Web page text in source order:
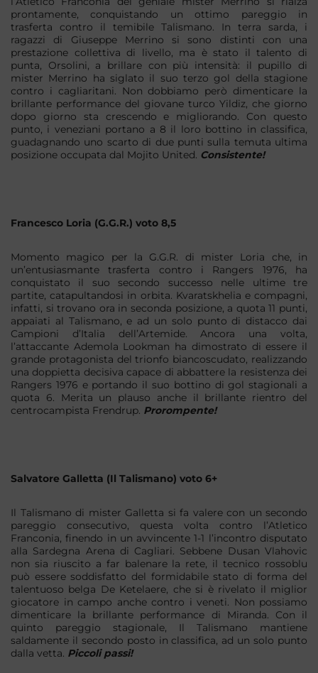
prontamente, conquistando un ottimo pareggio in
trasferta contro il temibile Talismano. In terra sarda, i
ragazzi di Giuseppe Merrino si sono distinti con una
prestazione collettiva di livello, ma è stato il talento di
punta, Orsolini, a brillare con più intensità: il pupillo di
mister Merrino ha siglato il suo terzo gol della stagione
contro i cagliaritani. Non dobbiamo però dimenticare la
brillante performance del giovane turco Yildiz, che giorno
dopo giorno sta crescendo e migliorando. Con questo
punto, i veneziani portano a 8 il loro bottino in classifica,
guadagnando uno scarto di due punti sulla temuta ultima
posizione occupata dal Mojito United. Consistente!
Francesco Loria (G.G.R.) voto 8,5
Momento magico per la G.G.R. di mister Loria che, in
un’entusiasmante trasferta contro i Rangers 1976, ha
conquistato il suo secondo successo nelle ultime tre
partite, catapultandosi in orbita. Kvaratskhelia e compagni,
infatti, si trovano ora in seconda posizione, a quota 11 punti,
appaiati al Talismano, e ad un solo punto di distacco dai
Campioni d’Italia dell’Artemide. Ancora una volta,
l’attaccante Ademola Lookman ha dimostrato di essere il
grande protagonista del trionfo biancoscudato, realizzando
una doppietta decisiva capace di abbattere la resistenza dei
Rangers 1976 e portando il suo bottino di gol stagionali a
quota 6. Merita un plauso anche il brillante rientro del
centrocampista Frendrup. Prorompente!
Salvatore Galletta (Il Talismano) voto 6+
Il Talismano di mister Galletta si fa valere con un secondo
pareggio consecutivo, questa volta contro l’Atletico
Franconia, finendo in un avvincente 1-1 l’incontro disputato
alla Sardegna Arena di Cagliari. Sebbene Dusan Vlahovic
non sia riuscito a far balenare la rete, il tecnico rossoblu
può essere soddisfatto del formidabile stato di forma del
talentuoso belga De Ketelaere, che si è rivelato il miglior
giocatore in campo anche contro i veneti. Non possiamo
dimenticare la brillante performance di Miranda. Con il
quinto pareggio stagionale, Il Talismano mantiene
saldamente il secondo posto in classifica, ad un solo punto
dalla vetta. Piccoli passi!